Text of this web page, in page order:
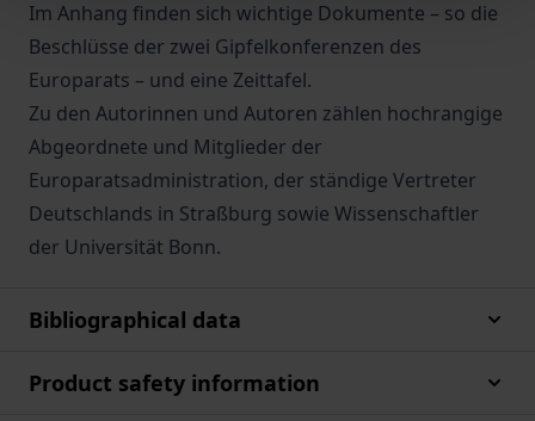
Im Anhang finden sich wichtige Dokumente – so die
Beschlüsse der zwei Gipfelkonferenzen des
Europarats – und eine Zeittafel.
Zu den Autorinnen und Autoren zählen hochrangige
Abgeordnete und Mitglieder der
Europaratsadministration, der ständige Vertreter
Deutschlands in Straßburg sowie Wissenschaftler
der Universität Bonn.
Bibliographical data
Product safety information